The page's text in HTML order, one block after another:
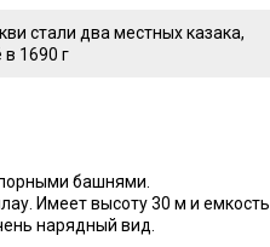
стали два местных казака,
1690 г
башнями.
Имеет высоту 30 м и емкость
нарядный вид.